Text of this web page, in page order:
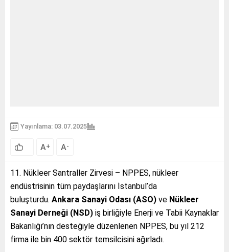
Yayınlama: 03.07.2025
A+ A-
11. Nükleer Santraller Zirvesi – NPPES, nükleer
endüstrisinin tüm paydaşlarını İstanbul’da
buluşturdu. Ankara Sanayi Odası (ASO) ve Nükleer
Sanayi Derneği (NSD) iş birliğiyle Enerji ve Tabii Kaynaklar
Bakanlığı’nın desteğiyle düzenlenen NPPES, bu yıl 212
firma ile bin 400 sektör temsilcisini ağırladı.